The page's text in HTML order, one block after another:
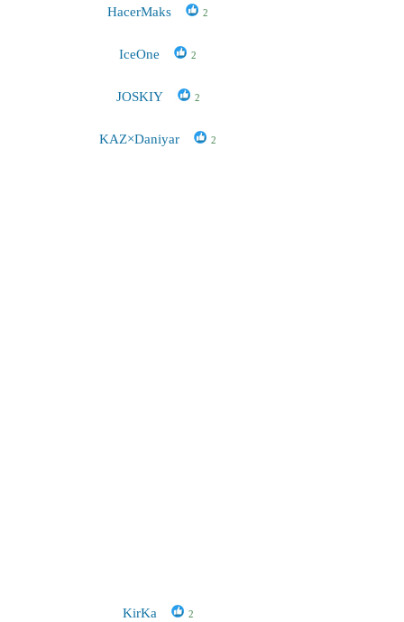
HacerMaks 2
IceOne 2
JOSKIY 2
KAZ×Daniyar 2
KirKa 2